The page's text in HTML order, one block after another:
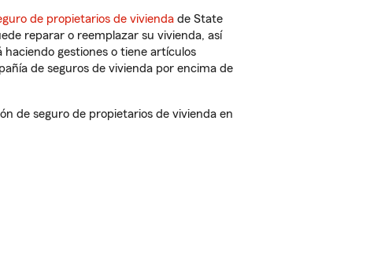
de propietarios de vivienda de State
reparar o reemplazar su vivienda, así
gestiones o tiene artículos
de seguros de vivienda por encima de
de seguro de propietarios de vivienda en